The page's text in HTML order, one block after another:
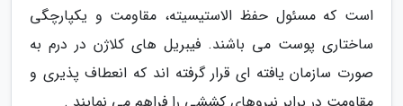
است که مسئول حفظ الاستیسیته، مقاومت و یکپارچگی
ساختاری پوست می باشند. فیبریل های کلاژن در درم به
صورت سازمان یافته ای قرار گرفته اند که انعطاف پذیری و